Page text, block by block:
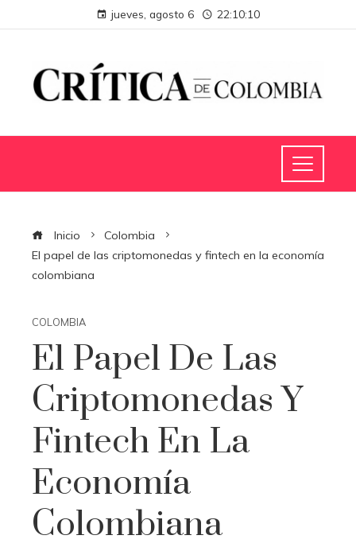
jueves, agosto 6 22:10:11
Inicio
Colombia
El papel de las criptomonedas y fintech en la economía
colombiana
COLOMBIA
El Papel De Las
Criptomonedas Y
Fintech En La
Economía
Colombiana